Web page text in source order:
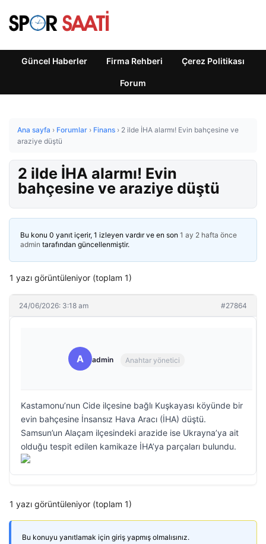
Güncel Haberler Firma Rehberi Çerez Politikası
Forum
Ana sayfa › Forumlar › Finans › 2 ilde İHA alarmı! Evin bahçesine ve
araziye düştü
2 ilde İHA alarmı! Evin
bahçesine ve araziye düştü
Bu konu 0 yanıt içerir, 1 izleyen vardır ve en son 1 ay 2 hafta önce
admin tarafından güncellenmiştir.
1 yazı görüntüleniyor (toplam 1)
24/06/2026: 3:18 am #27864
A admin Anahtar yönetici
Kastamonu’nun Cide ilçesine bağlı Kuşkayası köyünde bir
evin bahçesine İnsansız Hava Aracı (İHA) düştü.
Samsun’un Alaçam ilçesindeki arazide ise Ukrayna’ya ait
olduğu tespit edilen kamikaze İHA’ya parçaları bulundu.
1 yazı görüntüleniyor (toplam 1)
Bu konuyu yanıtlamak için giriş yapmış olmalısınız.